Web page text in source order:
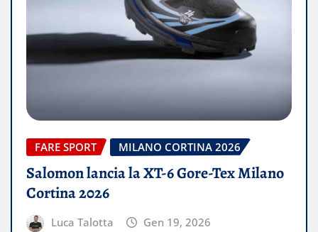
FARE SPORT MILANO CORTINA 2026
Salomon lancia la XT-6 Gore-Tex Milano
Cortina 2026
Luca Talotta Gen 19, 2026